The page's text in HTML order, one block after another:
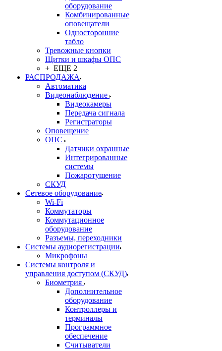
оборудование
Комбинированные
оповещатели
Односторонние
табло
Тревожные кнопки
Щитки и шкафы ОПС
+ ЕЩЕ 2
РАСПРОДАЖА
Автоматика
Видеонаблюдение
Видеокамеры
Передача сигнала
Регистраторы
Оповещение
ОПС
Датчики охранные
Интегрированные
системы
Пожаротушение
СКУД
Сетевое оборудование
Wi-Fi
Коммутаторы
Коммутационное
оборудование
Разъемы, переходники
Системы аудиорегистрации
Микрофоны
Системы контроля и
управления доступом (СКУД)
Биометрия
Дополнительное
оборудование
Контроллеры и
терминалы
Программное
обеспечение
Считыватели